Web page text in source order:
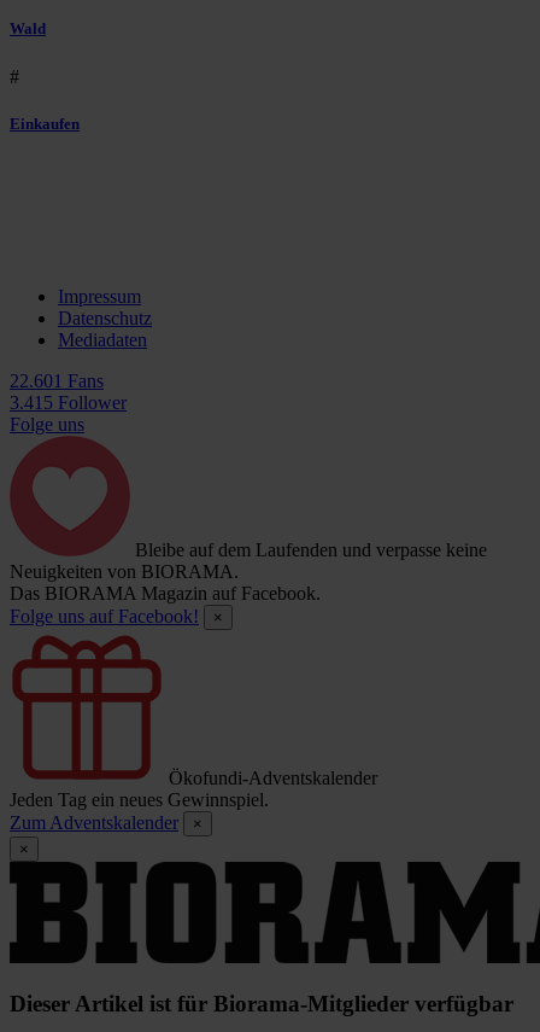
Wald
#
Einkaufen
Impressum
Datenschutz
Mediadaten
22.601 Fans
3.415 Follower
Folge uns
Bleibe auf dem Laufenden und verpasse keine
Neuigkeiten von BIORAMA.
Das BIORAMA Magazin auf Facebook.
Folge uns auf Facebook!
×
Ökofundi-Adventskalender
Jeden Tag ein neues Gewinnspiel.
Zum Adventskalender
×
×
Dieser Artikel ist für Biorama-Mitglieder verfügbar